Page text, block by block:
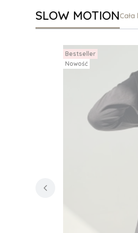
SLOW MOTION
Bestseller
Nowość